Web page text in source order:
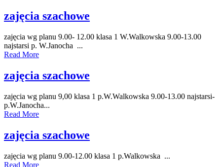
zajęcia szachowe
zajęcia wg planu 9.00- 12.00 klasa 1 W.Walkowska 9.00-13.00
najstarsi p. W.Janocha ...
Read More
zajęcia szachowe
zajęcia wg planu 9,00 klasa 1 p.W.Walkowska 9.00-13.00 najstarsi-
p.W.Janocha...
Read More
zajęcia szachowe
zajęcia wg planu 9.00-12.00 klasa 1 p.Walkowska ...
Read More